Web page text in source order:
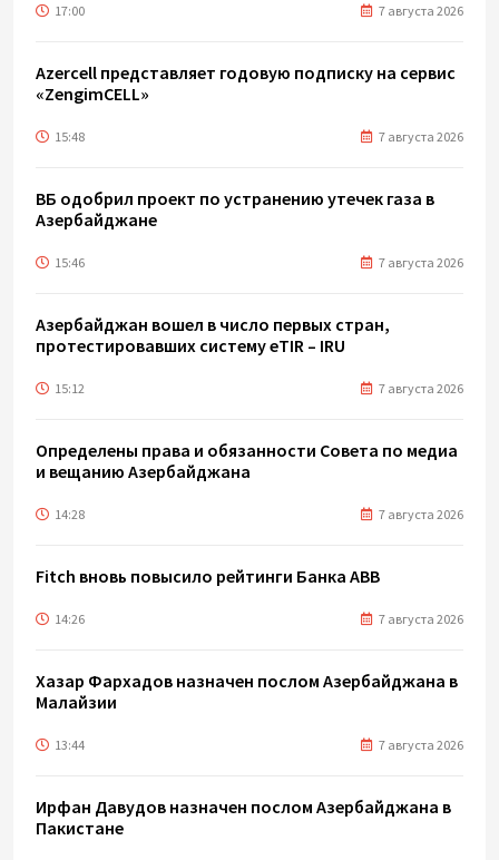
17:00 7 августа 2026
Azercell представляет годовую подписку на сервис
«ZengimCELL»
15:48 7 августа 2026
ВБ одобрил проект по устранению утечек газа в
Азербайджане
15:46 7 августа 2026
Азербайджан вошел в число первых стран,
протестировавших систему eTIR – IRU
15:12 7 августа 2026
Определены права и обязанности Совета по медиа
и вещанию Азербайджана
14:28 7 августа 2026
Fitch вновь повысило рейтинги Банка ABB
14:26 7 августа 2026
Хазар Фархадов назначен послом Азербайджана в
Малайзии
13:44 7 августа 2026
Ирфан Давудов назначен послом Азербайджана в
Пакистане